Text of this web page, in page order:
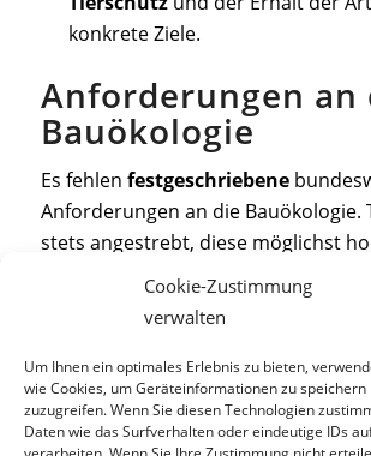
Cookie-Zustimmung
verwalten
Um Ihnen ein optimales Erlebnis zu bieten,
wie Cookies, um Geräteinformationen zu speichern
zuzugreifen. Wenn Sie diesen Technologien
Daten wie das Surfverhalten oder eindeutige IDs
konkrete Ziele.
Anforderungen an
Bauökologie
Es fehlen festgeschriebene
Anforderungen an die Bauökologie.
stets angestrebt, diese möglichst
optimal zu halten. Es ist jedoch
Bedingungen,
inwieweit die
Wohlbefinden des Nutzers
tatsächliche Umsetzung der